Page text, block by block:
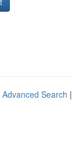
Advanced Search |